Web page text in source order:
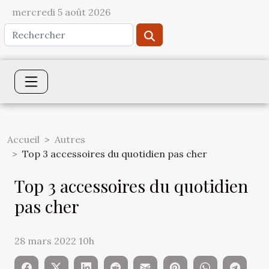
mercredi 5 août 2026
Accueil
Autres
Top 3 accessoires du quotidien pas cher
Top 3 accessoires du quotidien
pas cher
28 mars 2022 10h